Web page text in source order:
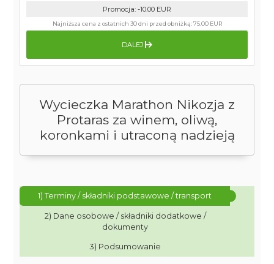
Wycieczka Marathon Nikozja z
Protaras za winem, oliwą,
koronkami i utraconą nadzieją
1) Terminy / składniki podstawowe / transport
2) Dane osobowe / składniki dodatkowe /
dokumenty
3) Podsumowanie
Promocja: -10.00 EUR
Najniższa cena z ostatnich 30 dni przed obniżką:75.00 EUR
DALEJ